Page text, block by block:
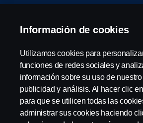
Información de cookies
Utilizamos cookies para
funciones de redes sociales y
información sobre su uso de
publicidad y análisis. Al hacer clic
para que se utilicen todas las
administrar sus cookies haciendo